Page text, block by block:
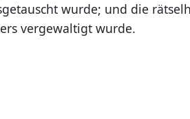
wurde; und die
vergewaltigt wurde.